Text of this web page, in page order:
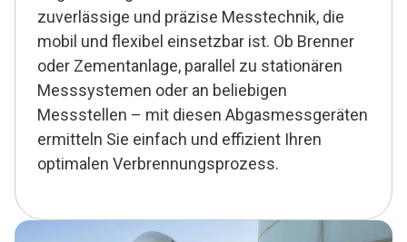
zuverlässige und präzise Messtechnik, die
mobil und flexibel einsetzbar ist. Ob Brenner
oder Zementanlage, parallel zu stationären
Messsystemen oder an beliebigen
Messstellen – mit diesen Abgasmessgeräten
ermitteln Sie einfach und effizient Ihren
optimalen Verbrennungsprozess.